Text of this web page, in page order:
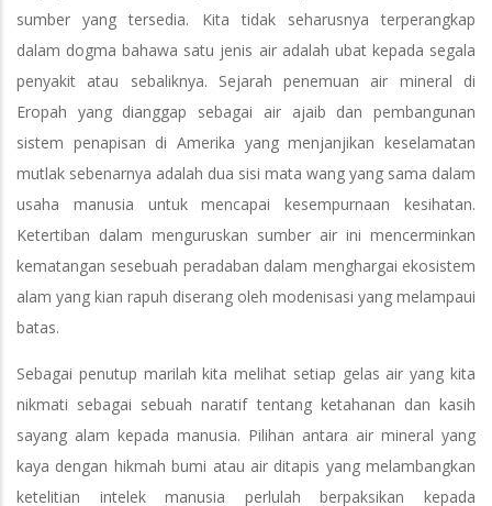
sumber yang tersedia. Kita tidak seharusnya terperangkap
dalam dogma bahawa satu jenis air adalah ubat kepada segala
penyakit atau sebaliknya. Sejarah penemuan air mineral di
Eropah yang dianggap sebagai air ajaib dan pembangunan
sistem penapisan di Amerika yang menjanjikan keselamatan
mutlak sebenarnya adalah dua sisi mata wang yang sama dalam
usaha manusia untuk mencapai kesempurnaan kesihatan.
Ketertiban dalam menguruskan sumber air ini mencerminkan
kematangan sesebuah peradaban dalam menghargai ekosistem
alam yang kian rapuh diserang oleh modenisasi yang melampaui
batas.
Sebagai penutup marilah kita melihat setiap gelas air yang kita
nikmati sebagai sebuah naratif tentang ketahanan dan kasih
sayang alam kepada manusia. Pilihan antara air mineral yang
kaya dengan hikmah bumi atau air ditapis yang melambangkan
ketelitian intelek manusia perlulah berpaksikan kepada